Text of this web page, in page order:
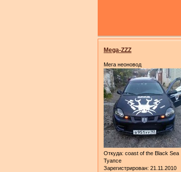
Mega-ZZZ
Мега неоновод
Откуда: coast of the Black Sea
Туапсе
Зарегистрирован: 21.11.2010